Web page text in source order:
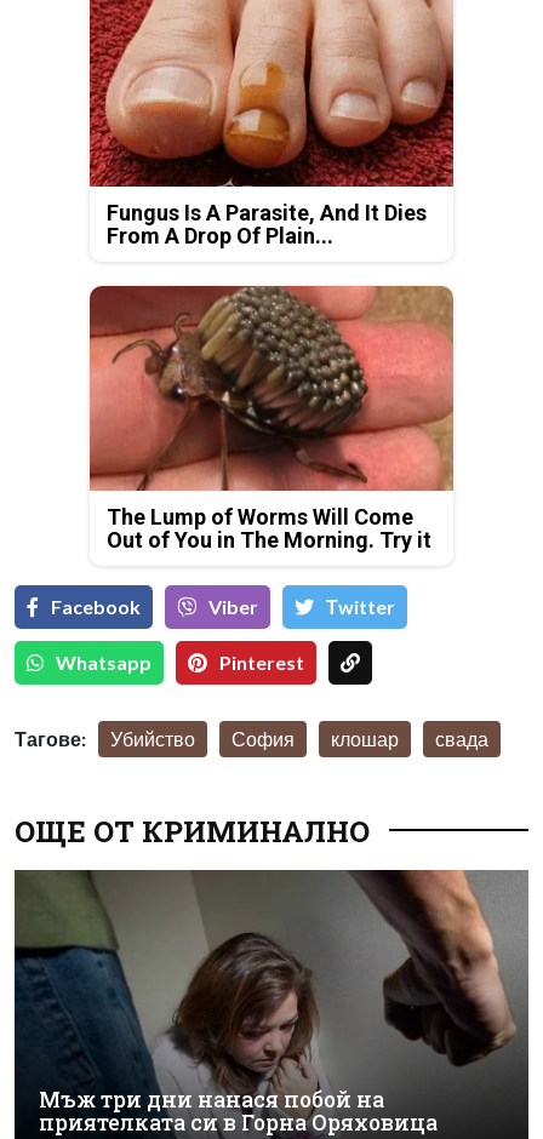
Fungus Is A Parasite, And It Dies
From A Drop Of Plain...
The Lump of Worms Will Come
Out of You in The Morning. Try it
Facebook Viber Тwitter
Whatsapp Pinterest
Тагове: Убийство София клошар свада
ОЩЕ ОТ КРИМИНАЛНО
Мъж три дни нанася побой на
приятелката си в Горна Оряховица